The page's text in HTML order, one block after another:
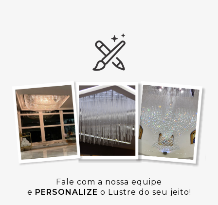
Fale com a nossa equipe
e PERSONALIZE o Lustre do seu jeito!